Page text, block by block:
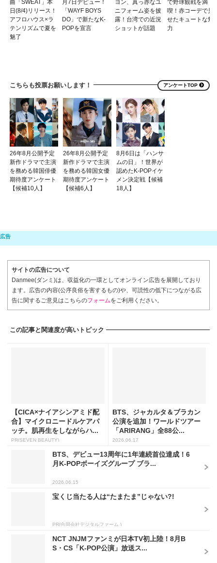
曲「SWEAT」本
日(8/4)リリース！
アフロハウス×ラ
テンリズムで夏を
魅了
月7日デビュー！
「WAYF BOYS
DO」で新たなK-
POPを宣言
ヨン、真っ赤なユ
ニフォーム姿を披
露！台湾での近況
ショットが話題
で野球観戦を満
喫！赤コーデで見
せたキュートな魅
力
こちらも投票お願いします！ アンケートTOP
26年8月公開予定
新作ドラマで主演
を務める韓国俳優
期待度アンケート
【候補10人】
26年8月公開予定
新作ドラマで主演
を務める韓国女優
期待度アンケート
【候補6人】
8月6日は「ハンサ
ムの日」！世界が
認めたK-POPイケ
メン決定戦【候補
18人】
サイトの広告について
Danmee(ダンミ)は、収益化の一環としてオンライン広告を展開しており
ます。広告の内容(公序良俗を害するもの)や、可読性の低下につながる広
告に関するご意見はこちらのフォームをご利用ください。
この記事と関連度が高いトピック
【CICA×ナイアシンアミド配
合】マイクロニードルケアパ
ッチ。肌再生をしながらハ...
PR(SEVEN BEAUTY)
BTS、ジャカルタ＆ブラカン
公演を追加！ワールドツアー
「ARIRANG」全88公...
2026.06.17
BTS、デビュー13周年に1年連続首位達成！6
月K-POPボーイズグループ ブラ...
2026.06.15
宝くじ当たる人は“たまたま”じゃない?!
PR(合同会社デジタルファーム )
NCT JNJMファンミが日本TV初上陸！8月B
S・CS「K-POP公演」放送ス...